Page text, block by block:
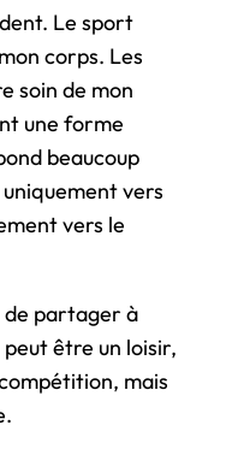
Le sport
corps. Les
soin de mon
une forme
beaucoup
vers
vers le
de partager à
être un loisir,
mais